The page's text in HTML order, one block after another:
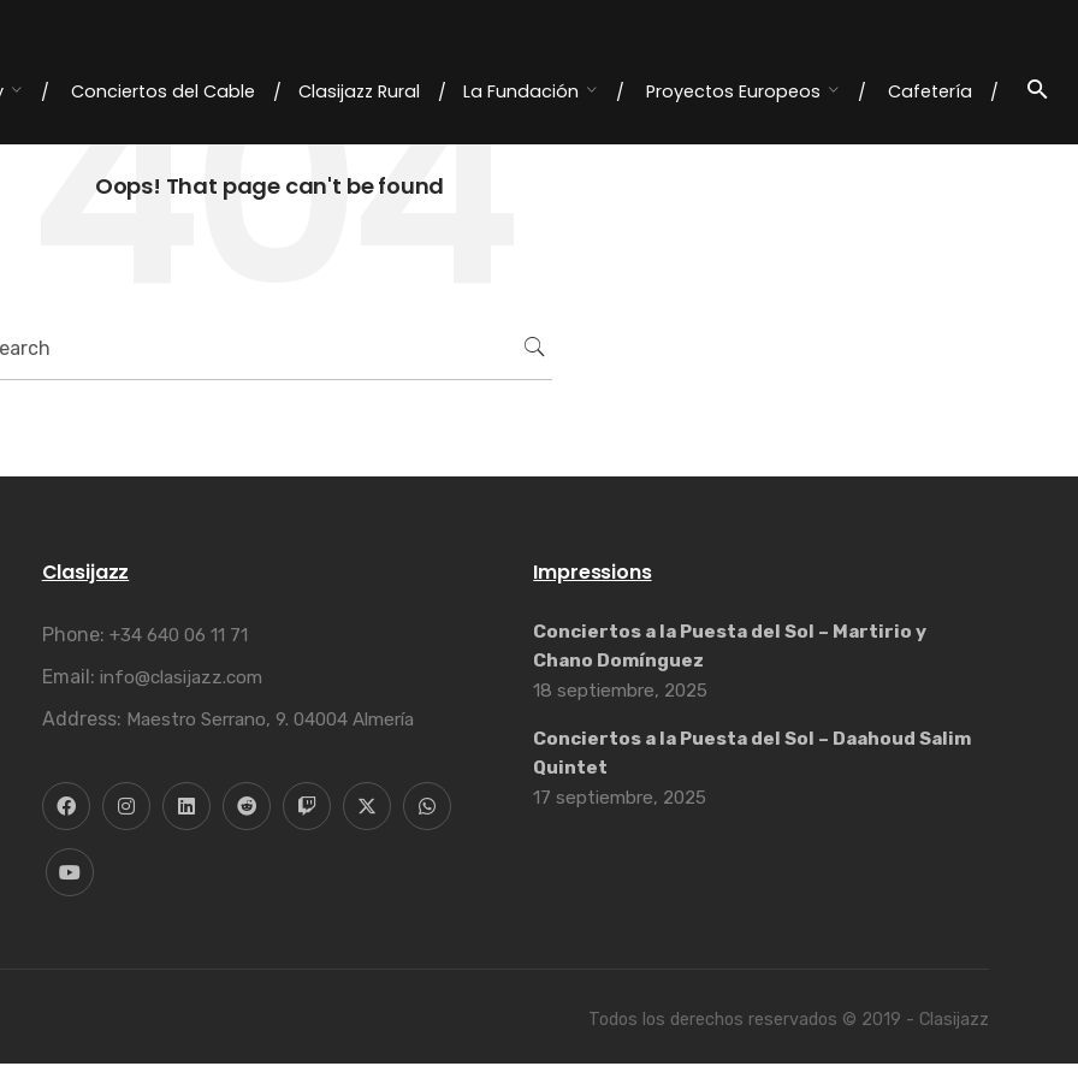
Conciertos del Cable Clasijazz Rural La Fundación Proyectos Europeos
Cafetería
404
Oops! That page can't be found
Clasijazz
Phone: +34 640 06 11 71
Email: info@clasijazz.com
Address: Maestro Serrano, 9. 04004 Almería
Impressions
Conciertos a la Puesta del Sol – Martirio y
Chano Domínguez
18 septiembre, 2025
Conciertos a la Puesta del Sol – Daahoud Salim
Quintet
17 septiembre, 2025
Todos los derechos reservados © 2019 - Clasijazz